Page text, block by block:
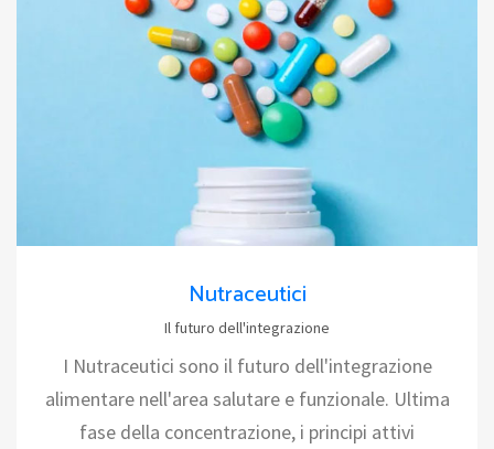
Nutraceutici
Il futuro dell'integrazione
I Nutraceutici sono il futuro dell'integrazione
alimentare nell'area salutare e funzionale. Ultima
fase della concentrazione, i principi attivi